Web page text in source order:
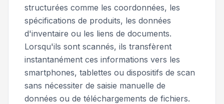
structurées comme les coordonnées, les
spécifications de produits, les données
d'inventaire ou les liens de documents.
Lorsqu'ils sont scannés, ils transfèrent
instantanément ces informations vers les
smartphones, tablettes ou dispositifs de scan
sans nécessiter de saisie manuelle de
données ou de téléchargements de fichiers.